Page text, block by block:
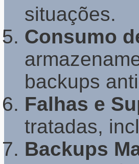
situações.
Consumo
backups
Falhas e
tratadas,
Backups